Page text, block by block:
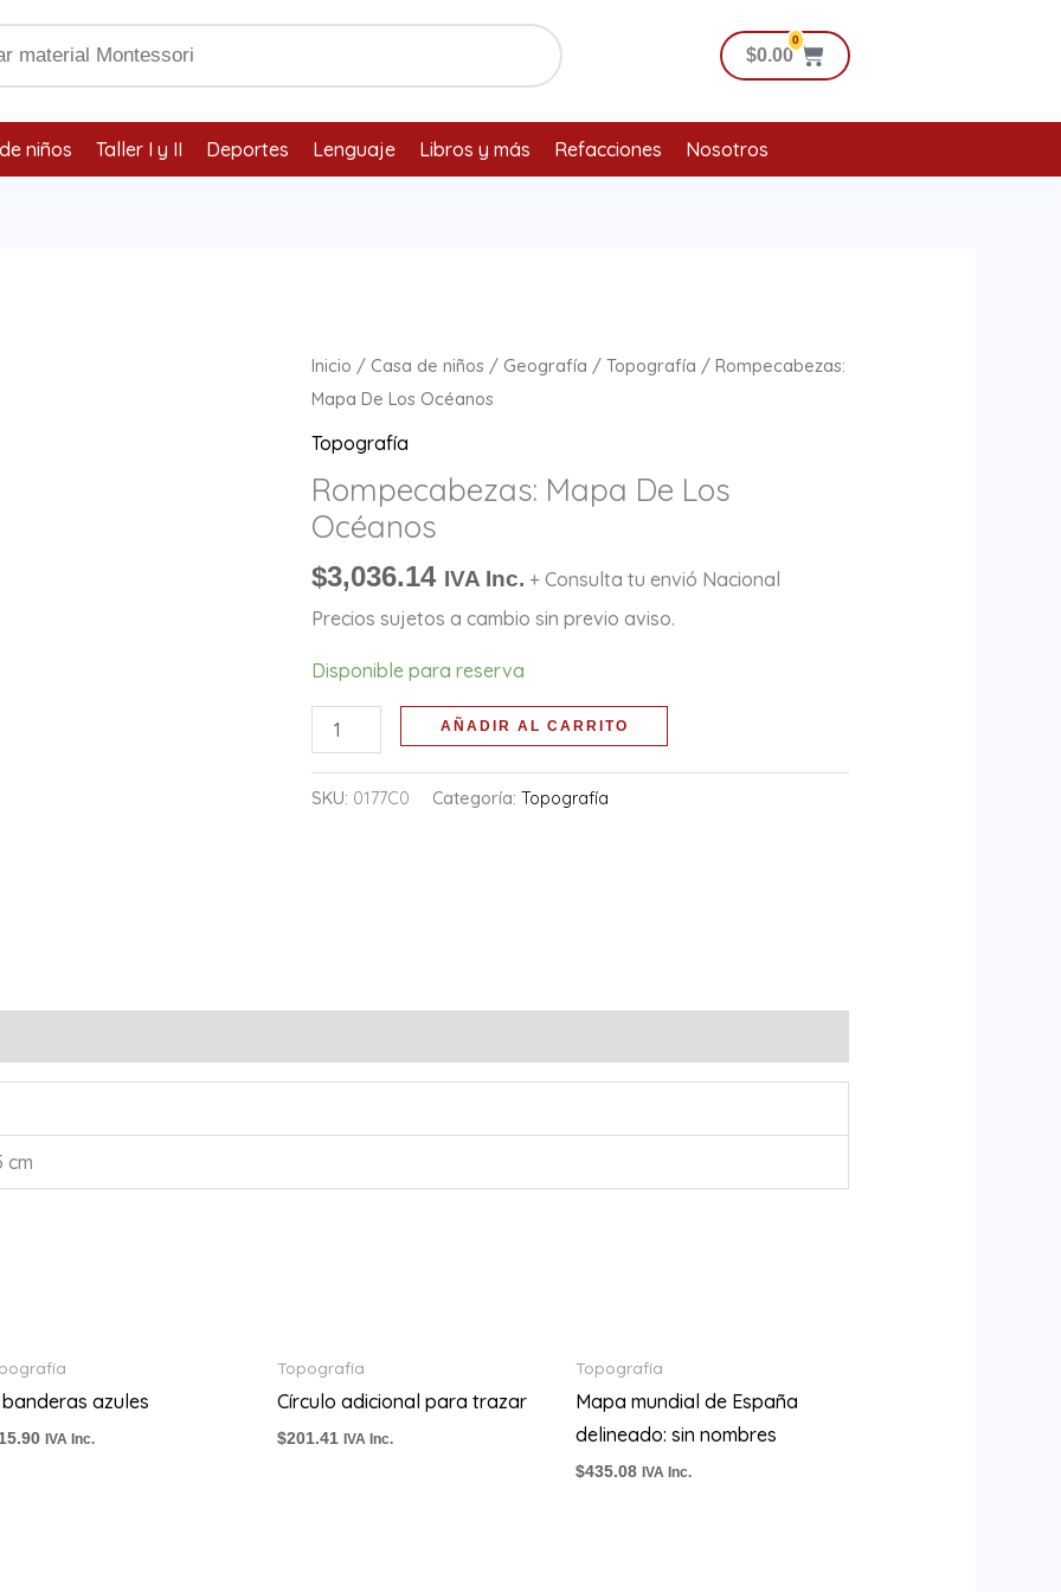
$0.00
0
Cart
niños Taller I y II Deportes Lenguaje Libros y más Refacciones Nosotros
Inicio / Casa de niños / Geografía /Topografía / Rompecabezas:
Mapa De Los Océanos
Topografía
Rompecabezas: Mapa De Los
Océanos
$3,036.14 IVA Inc. + Consulta tu envió Nacional
Precios sujetos a cambio sin previo aviso.
Disponible para reserva
Rompecabezas:
Mapa
De
Océanos
cantidad
AÑADIR AL CARRITO
SKU: 0177C0 Categoría:Topografía
cm
banderas azules
IVA Inc.
Topografía
Círculo adicional para trazar
$201.41 IVA Inc.
Topografía
Mapa mundial de España
delineado: sin nombres
$435.08 IVA Inc.